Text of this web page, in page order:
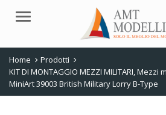
Menu
Home
Prodotti
KIT DI MONTAGGIO MEZZI MILITARI,Mezzi
MiniArt 39003 British Military Lorry B-Type